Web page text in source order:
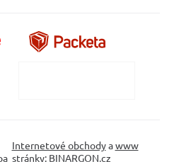
Internetové obchodyawww
stránky: BINARGON.cz